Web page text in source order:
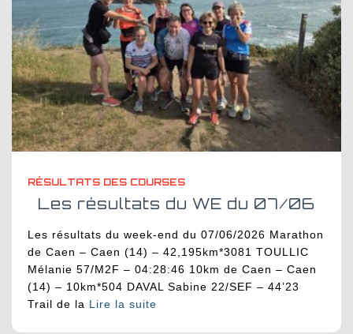
RÉSULTATS DES COURSES
Les résultats du WE du 07/06
Les résultats du week-end du 07/06/2026 Marathon
de Caen – Caen (14) – 42,195km*3081 TOULLIC
Mélanie 57/M2F – 04:28:46 10km de Caen – Caen
(14) – 10km*504 DAVAL Sabine 22/SEF – 44’23
Trail de la Lire la suite